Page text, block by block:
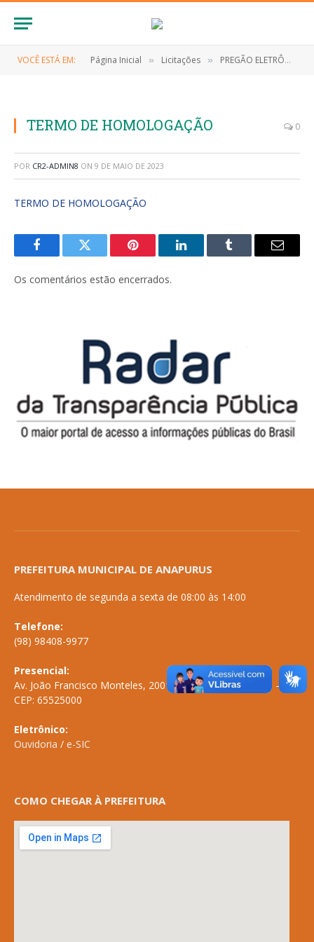
VOCÊ ESTÁ EM: Página Inicial » Licitações » PREGÃO ELETRÔNICO Nº 041/2022 (REGISTRO DE EVENTUAL AQUISIÇÃO DE EQUIPAMENTOS/MATERIAL PERMANENTE PARA ATENDER AS NECESSIDADES DA SECRETARIA MUNICIPAL DE SAÚDE)
TERMO DE HOMOLOGAÇÃO 0
POR CR2-ADMIN8 ON 9 DE MAIO DE 2023
TERMO DE HOMOLOGAÇÃO
FacebookTwitter Pinterest LinkedInTumblr
E-
Os comentários estão encerrados.
PREFEITURA MUNICIPAL DE ANAPURUS
Atendimento de segunda a sexta de 08:00 às 14:00
Telefone:
(98) 98408-9977
Presencial:
Av. João Francisco Monteles, 2001 \ Centro \ ANAPURUS – MA
CEP: 65525000
Eletrônico:
Ouvidoria / e-SIC
COMO CHEGAR À PREFEITURA